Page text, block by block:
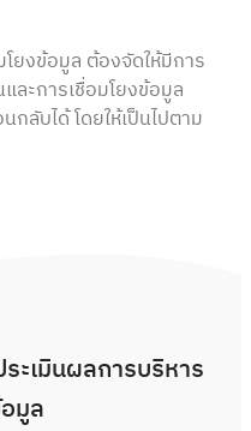
ยงข้อมูล ต้องจัดให้มีการ
ละการเชื่อมโยงข้อมูล
ลับได้ โดยให้เป็นไปตาม
ะเมินผลการบริหาร
มูล